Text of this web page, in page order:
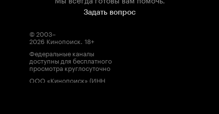
Задать вопрос
© 2003–
2026 Кинопоиск 18+
Федеральные каналы
доступны для бесплатного
просмотра круглосуточно
ООО «Кинопоиск» (ИНН